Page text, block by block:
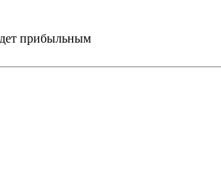
прибыльным